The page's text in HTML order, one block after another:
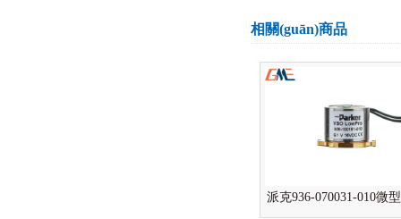
相關(guān)商品
派克936-070031-010微